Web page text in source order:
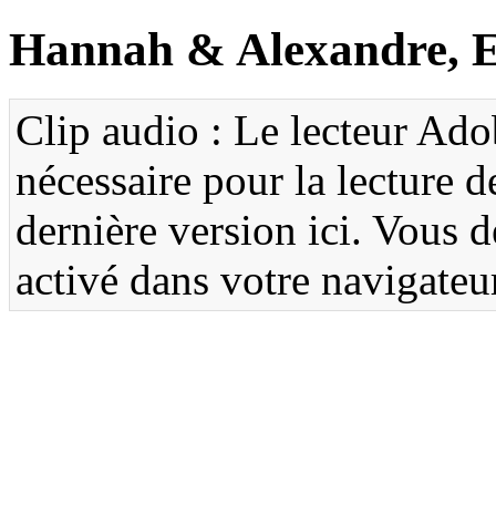
Hannah & Alexandre,
Clip audio : Le lecteur
nécessaire pour la lecture
dernière version ici. Vous
activé dans votre